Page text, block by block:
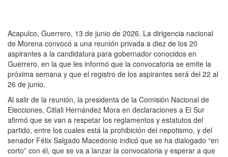
Acapulco, Guerrero, 13 de junio de 2026. La dirigencia nacional
de Morena convocó a una reunión privada a diez de los 20
aspirantes a la candidatura para gobernador conocidos en
Guerrero, en la que les informó que la convocatoria se emite la
próxima semana y que el registro de los aspirantes será del 22 al
26 de junio.
Al salir de la reunión, la presidenta de la Comisión Nacional de
Elecciones, Citlali Hernández Mora en declaraciones a El Sur
afirmó que se van a respetar los reglamentos y estatutos del
partido, entre los cuales está la prohibición del nepotismo, y del
senador Félix Salgado Macedonio indicó que se ha dialogado “en
corto” con él, que se va a lanzar la convocatoria y esperar a que